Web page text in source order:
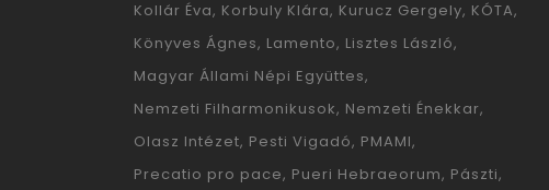
Kollár Éva Korbuly Klára Kurucz Gergely KÓTA
Könyves Ágnes Lamento Lisztes László
Magyar Állami Népi Együttes
Nemzeti Filharmonikusok Nemzeti Énekkar
Olasz Intézet Pesti Vigadó PMAMI
Precatio pro pace Pueri Hebraeorum Pászti